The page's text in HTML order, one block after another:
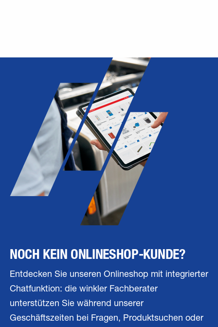
NOCH KEIN ONLINESHOP-KUNDE?
Entdecken Sie unseren Onlineshop mit integrierter
Chatfunktion: die winkler Fachberater
unterstützen Sie während unserer
Geschäftszeiten bei Fragen, Produktsuchen oder